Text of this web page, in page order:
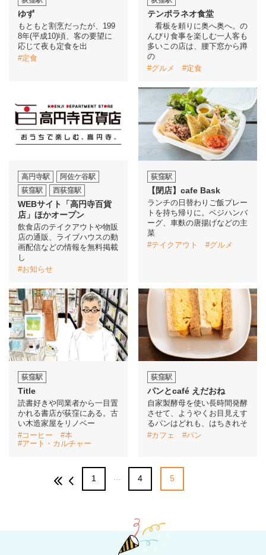
イベント情報
おしらせ
駅から
ゆず
もともと割烹だったが、199
8年(平成10)頃、客の要望に
応じて夜も定食を出
#定食
テンポラネオ食堂
看板を頼りに奥へ奥へ。の
んびり食事を楽しむ一人客も
多いこの店は、腰下窓から蹲
の
#グルメ
#定食
高円寺駅
阿佐ケ谷駅
荻窪駅
西荻窪駅
WEBサイト「高円寺百貨
店」ほかオープン
飲食店のテイクアウトや物販
店の通販、ライブハウスの動
画配信などの情報を無料掲載
し
#お知らせ
荻窪駅
【閉店】cafe Bask
ランチの日替わりご飯プレー
トを持ち帰りに。ベジハンバ
ーグ、車麩の唐揚げなどの主
菜
#テイクアウト
#グルメ
荻窪駅
Title
読書好きや同業者から一目置
かれる書店が荻窪にある。古
い木造家屋をリノベー
#コーヒー
#本
#アート・カルチャー
荻窪駅
パンとcafé えだおね
自家製酵母を使い長時間発酵
させて、ようやくお目見えす
るパンはどれも、はちきれそ
#カフェ
#パン
1 4 5